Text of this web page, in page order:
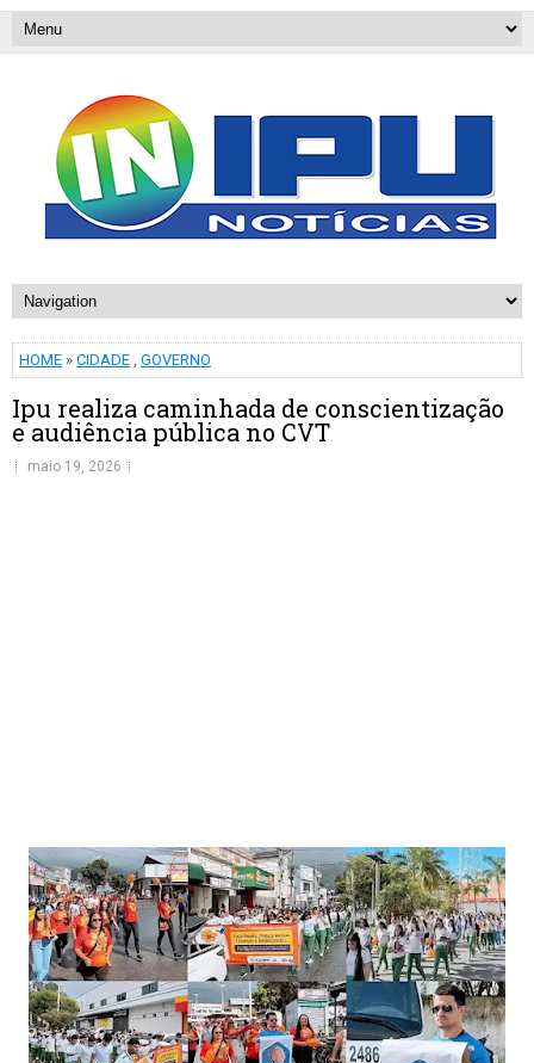
HOME » CIDADE , GOVERNO
Ipu realiza caminhada de conscientização
e audiência pública no CVT
maio 19, 2026